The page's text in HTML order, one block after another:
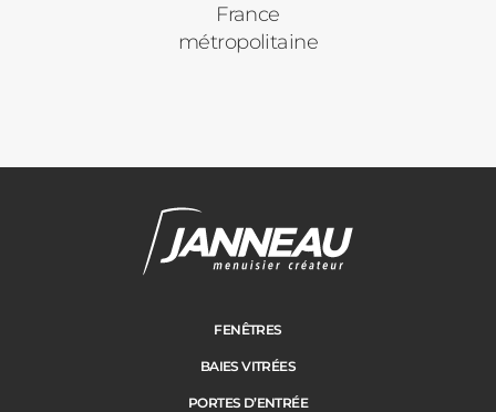
France
métropolitaine
FENÊTRES
BAIES VITRÉES
PORTES D’ENTRÉE